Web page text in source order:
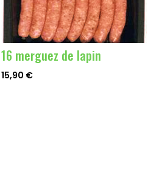
16 merguez de lapin
15,90 €